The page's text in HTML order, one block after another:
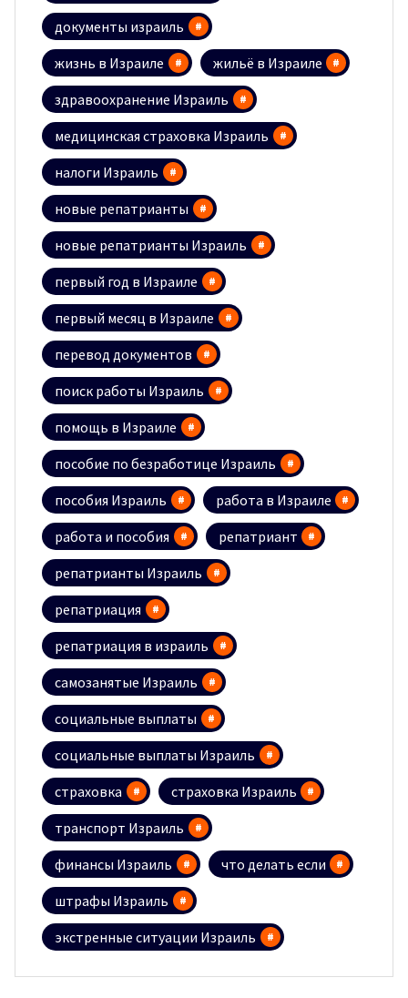
документы израиль
жизнь в Израиле
жильё в Израиле
здравоохранение Израиль
медицинская страховка Израиль
налоги Израиль
новые репатрианты
новые репатрианты Израиль
первый год в Израиле
первый месяц в Израиле
перевод документов
поиск работы Израиль
помощь в Израиле
пособие по безработице Израиль
пособия Израиль
работа в Израиле
работа и пособия
репатриант
репатрианты Израиль
репатриация
репатриация в израиль
самозанятые Израиль
социальные выплаты
социальные выплаты Израиль
страховка
страховка Израиль
транспорт Израиль
финансы Израиль
что делать если
штрафы Израиль
экстренные ситуации Израиль